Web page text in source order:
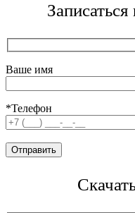
Ваше имя
*Телефон